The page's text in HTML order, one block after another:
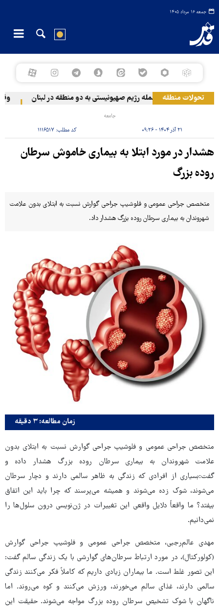
جمعه ۱۶ مرداد ۱۴۰۵
تحولات منطقهحمله رژیم صهیونیستی به دو منطقه در لبنان
جامعه
۲۱ آذر ۱۴۰۴ - ۰۹:۲۶ کد مطلب: ۱۱۱۶۵۱۷
هشدار در مورد ابتلا به بیماری خاموش سرطان
روده بزرگ
متخصص جراحی عمومی و فلوشیپ جراحی گوارش نسبت به ابتلای بدون علامت
شهروندان به بیماری سرطان روده بزرگ هشدار داد.
زمان مطالعه: ۳ دقیقه
متخصص جراحی عمومی و فلوشیپ جراحی گوارش نسبت به ابتلای بدون
علامت شهروندان به بیماری سرطان روده بزرگ هشدار داده و
گفت:بسیاری از افرادی که زندگی به ظاهر سالمی دارند و دچار سرطان
می‌شوند، شوک زده می‌شوند و همیشه می‌پرسند که چرا باید این اتفاق
بیفتد؟ ما واقعاً دلایل واقعی این تغییرات در ژن‌نویسی درون سلول‌ها را
نمی‌دانیم.
مهدی عالم‌رجبی، متخصص جراحی عمومی و فلوشیپ جراحی گوارش
(کولورکتال)، در مورد ارتباط سرطان‌های گوارشی با یک زندگی سالم گفت:
این تصور غلط است. ما بیماران زیادی داریم که کاملاً فکر می‌کنند زندگی
سالمی دارند، غذای سالم می‌خورند، ورزش می‌کنند و کوه می‌روند. اما
ناگهان با شوک تشخیص سرطان روده بزرگ مواجه می‌شوند. حقیقت این